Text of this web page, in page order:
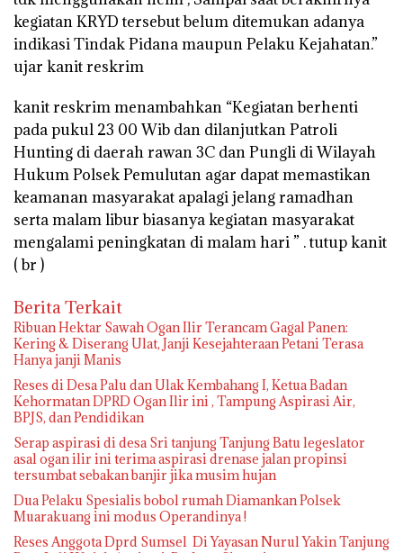
kegiatan KRYD tersebut belum ditemukan adanya
indikasi Tindak Pidana maupun Pelaku Kejahatan.”
ujar kanit reskrim
kanit reskrim menambahkan “Kegiatan berhenti
pada pukul 23 00 Wib dan dilanjutkan Patroli
Hunting di daerah rawan 3C dan Pungli di Wilayah
Hukum Polsek Pemulutan agar dapat memastikan
keamanan masyarakat apalagi jelang ramadhan
serta malam libur biasanya kegiatan masyarakat
mengalami peningkatan di malam hari ” . tutup kanit
( br )
Berita Terkait
Ribuan Hektar Sawah Ogan Ilir Terancam Gagal Panen:
Kering & Diserang Ulat, Janji Kesejahteraan Petani Terasa
Reses di Desa Palu dan Ulak Kembahang I, Ketua Badan
Kehormatan DPRD Ogan Ilir ini , Tampung Aspirasi Air,
BPJS, dan Pendidikan
Serap aspirasi di desa Sri tanjung Tanjung Batu legeslator
asal ogan ilir ini terima aspirasi drenase jalan propinsi
tersumbat sebakan banjir jika musim hujan
Dua Pelaku Spesialis bobol rumah Diamankan Polsek
Muarakuang ini modus Operandinya !
Reses Anggota Dprd Sumsel Di Yayasan Nurul Yakin Tanjung